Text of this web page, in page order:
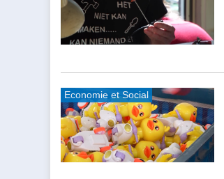
Economie et Social